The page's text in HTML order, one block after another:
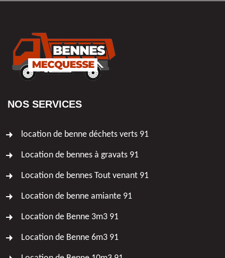
NOS SERVICES
location de benne déchets verts 91
Location de bennes à gravats 91
Location de bennes Tout venant 91
Location de benne amiante 91
Location de Benne 3m3 91
Location de Benne 6m3 91